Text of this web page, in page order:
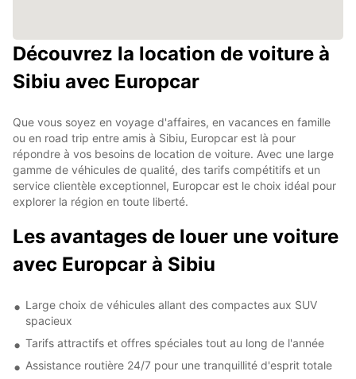
Découvrez la location de voiture à
Sibiu avec Europcar
Que vous soyez en voyage d'affaires, en vacances en famille
ou en road trip entre amis à Sibiu, Europcar est là pour
répondre à vos besoins de location de voiture. Avec une large
gamme de véhicules de qualité, des tarifs compétitifs et un
service clientèle exceptionnel, Europcar est le choix idéal pour
explorer la région en toute liberté.
Les avantages de louer une voiture
avec Europcar à Sibiu
Large choix de véhicules allant des compactes aux SUV
spacieux
Tarifs attractifs et offres spéciales tout au long de l'année
Assistance routière 24/7 pour une tranquillité d'esprit totale